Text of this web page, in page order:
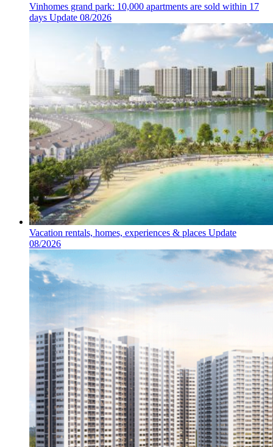
Vinhomes grand park: 10,000 apartments are sold within 17
days Update 08/2026
Vacation rentals, homes, experiences & places Update
08/2026